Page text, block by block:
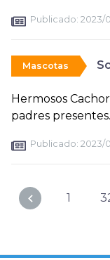
Publicado: 2023/
Mascotas
Hermosos
padres
Publicado: 2023/
1